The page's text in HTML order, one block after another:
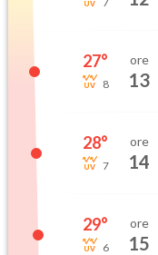
27°
8
ore
13
28°
7
ore
14
29°
6
ore
15